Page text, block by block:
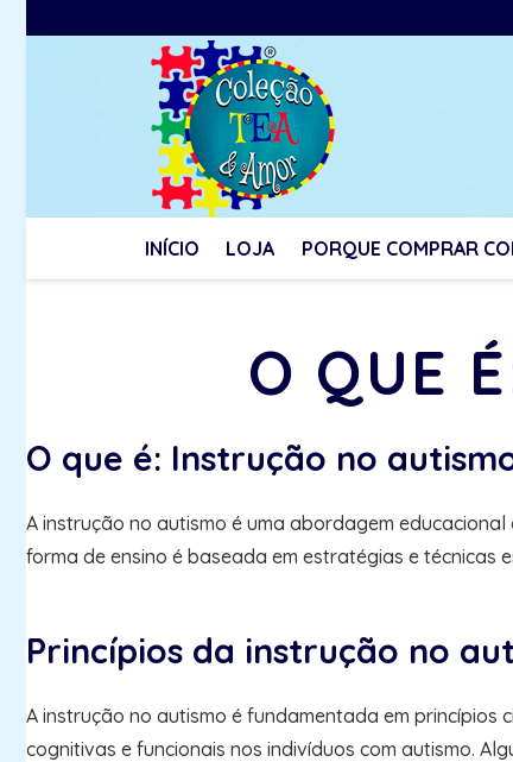
INÍCIO LOJA PORQUE COMPRAR
O QUE
O que é: Instrução no
A instrução no autismo é uma abordagem
forma de ensino é baseada em estratégias e técnicas
Princípios da instrução no
A instrução no autismo é fundamentada em princípios
cognitivas e funcionais nos indivíduos com autismo.